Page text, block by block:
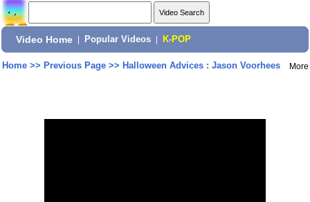
Video Home Popular Videos K-POP
Home>> Previous Page>> Halloween Advices : Jason Voorhees More